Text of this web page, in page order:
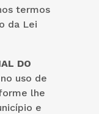
termos
da Lei
DO
uso de
lhe
e